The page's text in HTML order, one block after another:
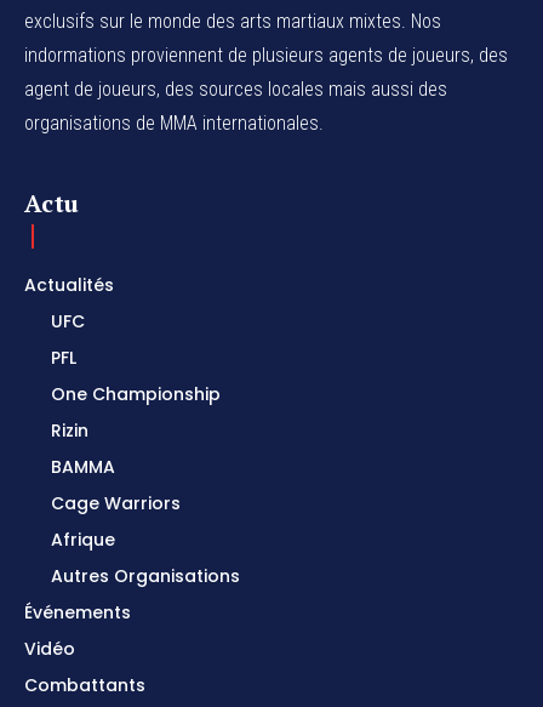
exclusifs sur le monde des arts martiaux mixtes. Nos
indormations proviennent de plusieurs agents de joueurs, des
agent de joueurs, des sources locales mais aussi des
organisations de MMA internationales.
Actu
Actualités
UFC
PFL
One Championship
Rizin
BAMMA
Cage Warriors
Afrique
Autres Organisations
Événements
Vidéo
Combattants